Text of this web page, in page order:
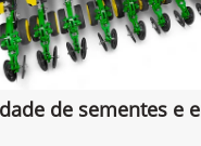
de sementes e